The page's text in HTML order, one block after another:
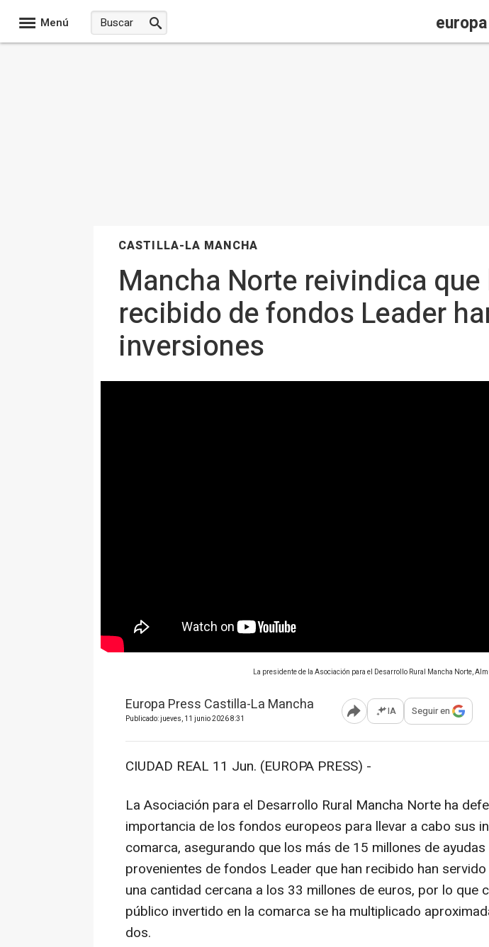
Menú europa
CASTILLA-LA MANCHA
Mancha Norte reivindica
recibido de fondos Leader
inversiones
La presidente de la Asociación para el Desarrollo Rural Mancha Norte,
Europa Press Castilla-La Mancha
Publicado: jueves, 11 junio 2026 8:31 Abrir opciones para
IA Seguir en
CIUDAD REAL 11 Jun. (EUROPA PRESS) -
La Asociación para el Desarrollo Rural Mancha Norte ha
importancia de los fondos europeos para llevar a cabo sus
comarca, asegurando que los más de 15 millones de
provenientes de fondos Leader que han recibido han
una cantidad cercana a los 33 millones de euros, por lo que
público invertido en la comarca se ha multiplicado
dos.